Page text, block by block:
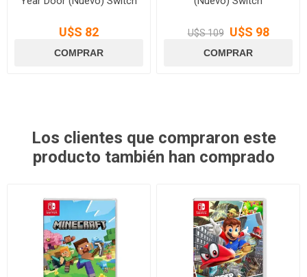
U$S 82 U$S 109 U$S 98
Los clientes que compraron este
producto también han comprado